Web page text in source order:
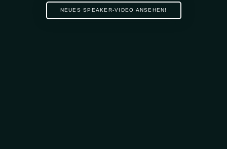
NEUES SPEAKER-VIDEO ANSEHEN!